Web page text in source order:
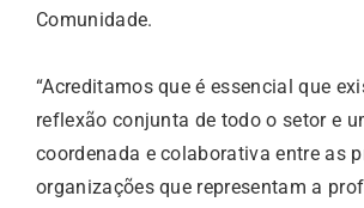
Comunidade.
“Acreditamos que é essencial que
reflexão conjunta de todo o setor e
coordenada e colaborativa entre as
organizações que representam a